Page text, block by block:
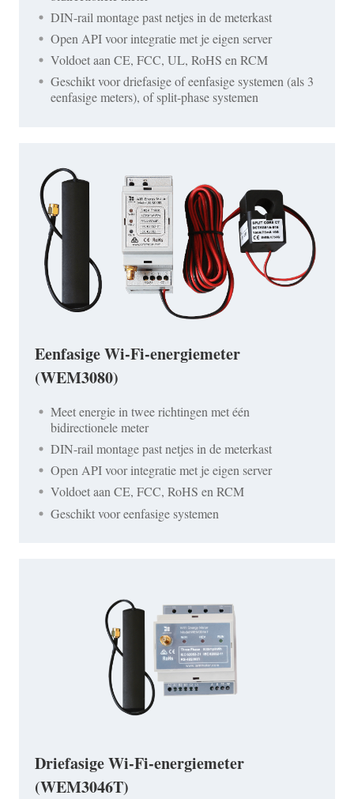
DIN-rail montage past netjes in de meterkast
Open API voor integratie met je eigen server
Voldoet aan CE, FCC, UL, RoHS en RCM
Geschikt voor driefasige of eenfasige systemen (als 3
eenfasige meters), of split-phase systemen
Eenfasige Wi-Fi-energiemeter
(WEM3080)
Meet energie in twee richtingen met één
bidirectionele meter
DIN-rail montage past netjes in de meterkast
Open API voor integratie met je eigen server
Voldoet aan CE, FCC, RoHS en RCM
Geschikt voor eenfasige systemen
Driefasige Wi-Fi-energiemeter
(WEM3046T)